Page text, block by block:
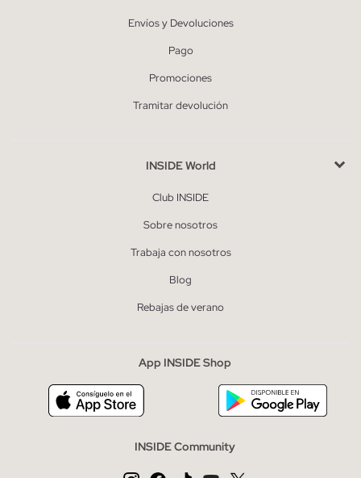
Envíos y Devoluciones
Pago
Promociones
Tramitar devolución
INSIDE World
Club INSIDE
Sobre nosotros
Trabaja con nosotros
Blog
Rebajas de verano
App INSIDE Shop
INSIDE Community